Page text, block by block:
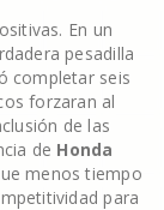
En un
pesadilla
completar seis
forzaran al
de las
de Honda
menos tiempo
para